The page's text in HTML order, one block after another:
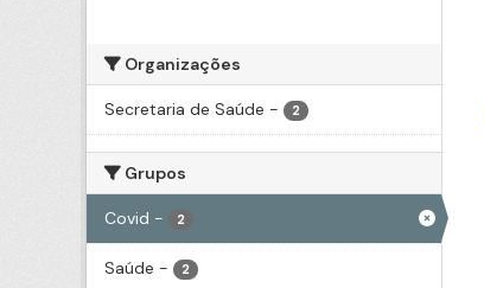
Organizações
Secretaria de Saúde - 2
Grupos
Covid - 2
Saúde - 2